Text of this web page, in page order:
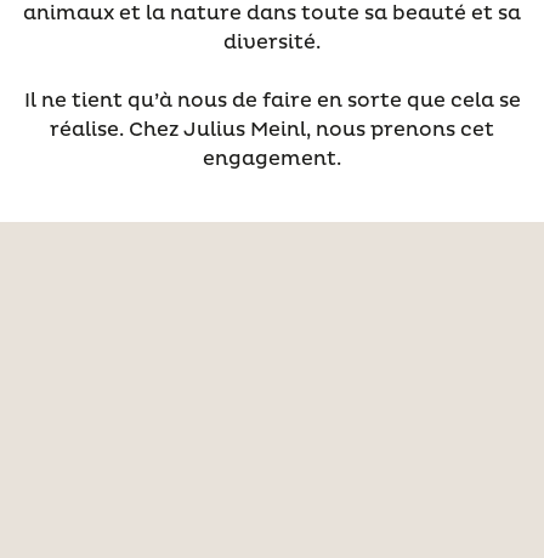
animaux et la nature dans toute sa beauté et sa
diversité.
Il ne tient qu’à nous de faire en sorte que cela se
réalise. Chez Julius Meinl, nous prenons cet
engagement.